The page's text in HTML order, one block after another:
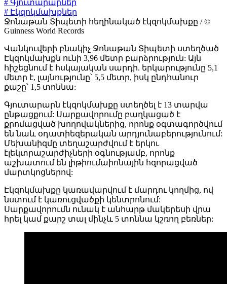
# Գյուտարարներ
# Էկզոկմախքներ
Ջոնաթան Տիպետի հեղինակած էկզոկմախքը / ©
Guinness World Records
Վանկուվերի բնակիչ Ջոնաթան Տիպետի ստեղծած
Էկզոկմախքն ունի 3,96 մետր բարձրություն: Այն
հիշեցնում է հսկայական սարդի. երկարությունը 5,1
մետր է, լայնությունը՝ 5,5 մետր, իսկ ընդհանուր
քաշը՝ 1,5 տոննա:
Գյուտարարն էկզոկմախքը ստեղծել է 13 տարվա
ընթացքում: Սարքավորումը բաղկացած է
քրոմացված խողովակներից, որոնք օգտագործվում
են նաև օդատիեզերական արդյունաբերությունում:
Մեխանիզմը տեղաշարժվում է երկու
էլեկտրաշարժիչների օգնությամբ, որոնք
աշխատում են լիթիումաիոնային հզորացված
մարտկոցներով:
Էկզոկմախքը կառավարվում է մարդու կողմից, ով
նստում է կառուցվածքի կենտրոնում:
Սարքավորումն ունակ է անհարթ մակերեսի վրա
հրել կամ քարշ տալ մինչև 5 տոննա կշռող բեռներ: